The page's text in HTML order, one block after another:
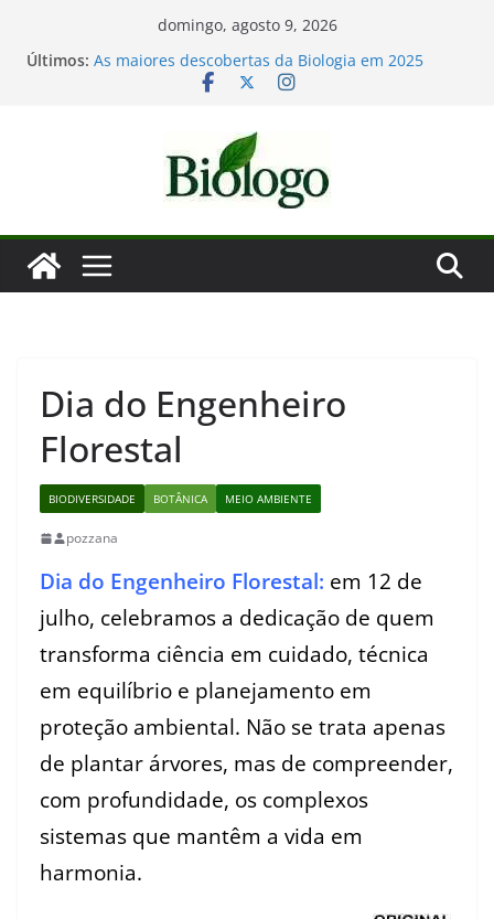
domingo, agosto 9, 2026
Últimos: Mergulho na Biologia – por que a ciência é tão
Dia Mundial das Baleias e Golfinhos
Tatiana Sampaio e a laminina
Considerações de fim de ano: Biologia 2025
Dia do Engenheiro
Florestal
BIODIVERSIDADE BOTÂNICA MEIO AMBIENTE
pozzana
Dia do Engenheiro Florestal: em 12 de
julho, celebramos a dedicação de quem
transforma ciência em cuidado, técnica
em equilíbrio e planejamento em
proteção ambiental. Não se trata apenas
de plantar árvores, mas de compreender,
com profundidade, os complexos
sistemas que mantêm a vida em
harmonia.